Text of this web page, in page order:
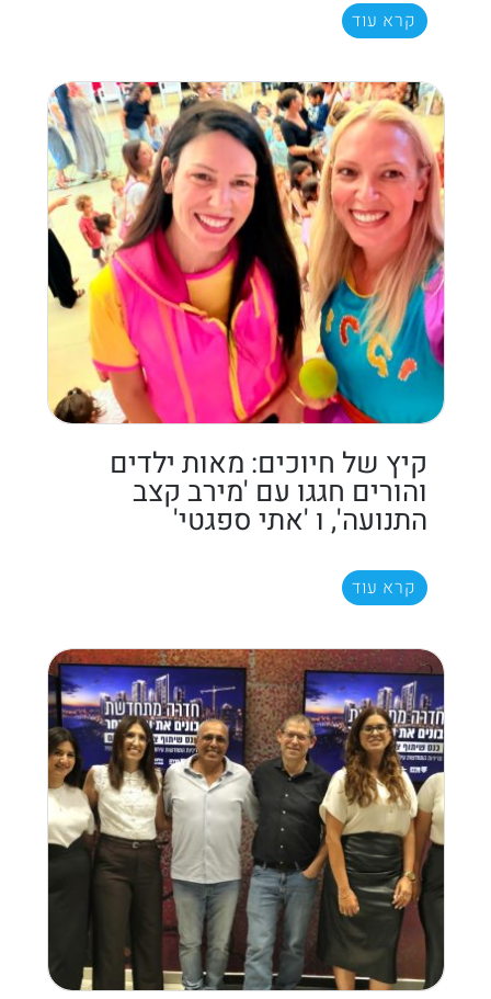
קרא עוד
קיץ של חיוכים: מאות ילדים
והורים חגגו עם 'מירב קצב
התנועה', ו 'אתי ספגטי'
קרא עוד